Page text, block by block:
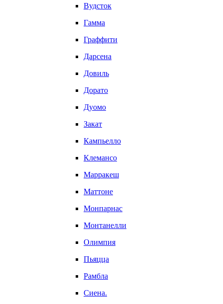
Вудсток
Гамма
Граффити
Дарсена
Довиль
Дорато
Дуомо
Закат
Кампьелло
Клемансо
Марракеш
Маттоне
Монпарнас
Монтанелли
Олимпия
Пьяцца
Рамбла
Сиена.